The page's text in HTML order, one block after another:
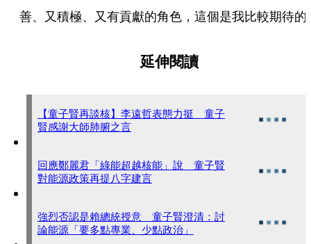
善、又積極、又有貢獻的角色，這個是我比較期待的
延伸閱讀
【童子賢再談核】李遠哲表態力挺 童子
賢感謝大師肺腑之言
回應鄭麗君「綠能超越核能」說 童子賢
對能源政策再提八字建言
強烈否認是賴總統授意 童子賢澄清：討
論能源「要多點專業、少點政治」